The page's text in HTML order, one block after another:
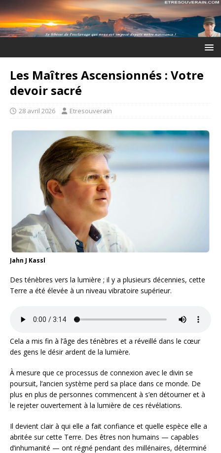
Les Maîtres Ascensionnés : Votre
devoir sacré
28 avril 2026 Etresouverain
Jahn J Kassl
Des ténèbres vers la lumière ; il y a plusieurs décennies, cette
Terre a été élevée à un niveau vibratoire supérieur.
Cela a mis fin à l’âge des ténèbres et a réveillé dans le cœur
des gens le désir ardent de la lumière.
À mesure que ce processus de connexion avec le divin se
poursuit, l’ancien système perd sa place dans ce monde. De
plus en plus de personnes commencent à s’en détourner et à
le rejeter ouvertement à la lumière de ces révélations.
Il devient clair à qui elle a fait confiance et quelle espèce elle a
abritée sur cette Terre. Des êtres non humains — capables
d’inhumanité — ont régné pendant des millénaires, déterminé